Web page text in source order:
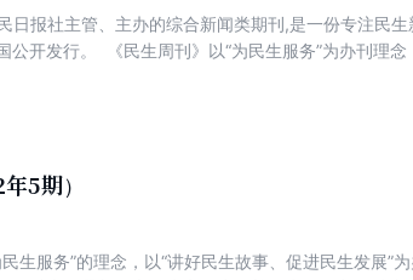
日报社主管、主办的综合新闻类期刊,是一份专注民
公开发行。 《民生周刊》以“为民生服务”为办刊理念
传党和政府改善民生的政策,又对民生政策进行深度
5期）
民生服务”的理念，以“讲好民生故事、促进民生发展